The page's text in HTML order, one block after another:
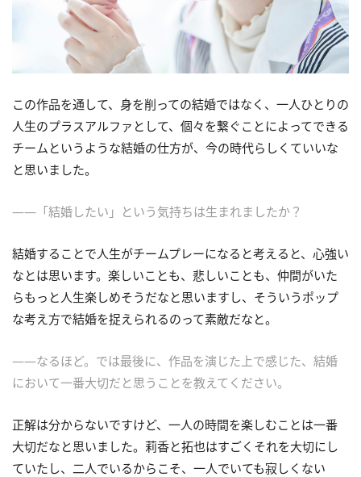
この作品を通して、身を削っての結婚ではなく、一人ひとりの
人生のプラスアルファとして、個々を繋ぐことによってできる
チームというような結婚の仕方が、今の時代らしくていいな
と思いました。
――「結婚したい」という気持ちは生まれましたか？
結婚することで人生がチームプレーになると考えると、心強い
なとは思います。楽しいことも、悲しいことも、仲間がいた
らもっと人生楽しめそうだなと思いますし、そういうポップ
な考え方で結婚を捉えられるのって素敵だなと。
――なるほど。では最後に、作品を演じた上で感じた、結婚
において一番大切だと思うことを教えてください。
正解は分からないですけど、一人の時間を楽しむことは一番
大切だなと思いました。莉香と拓也はすごくそれを大切にし
ていたし、二人でいるからこそ、一人でいても寂しくない